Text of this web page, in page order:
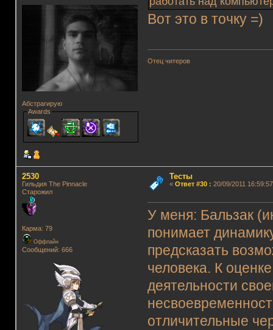
Абстрагирую
Awards
Вот это в точку =)
Отец читеров
2530
Гильдия The Pinnacle
Старожил
Карма: 79
Оффлайн
Сообщений: 666
Тесты
« Ответ #30: 20/09/2011
У меня: Бальзак (
понимает
предсказать
человека. К
деятельности
отличительные